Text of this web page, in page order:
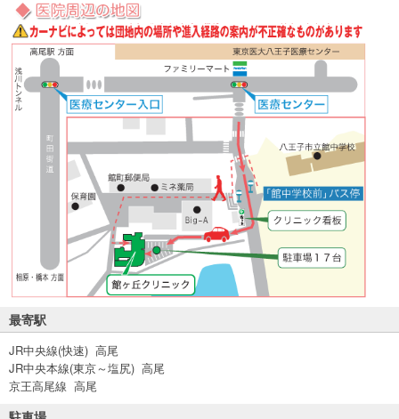
最寄駅
JR中央線(快速) 高尾
JR中央本線(東京～塩尻) 高尾
京王高尾線 高尾